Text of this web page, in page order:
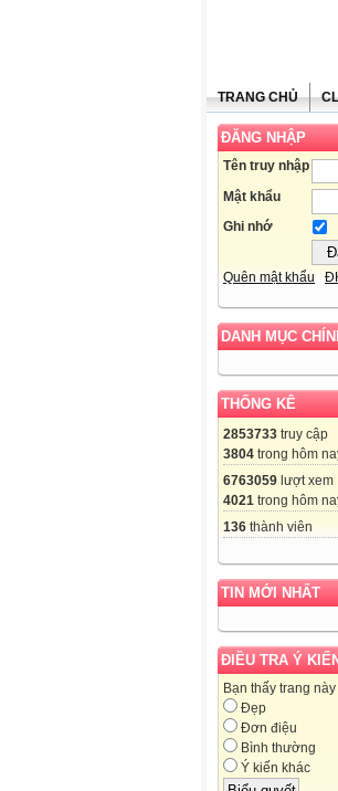
TRANG CHỦ
ĐĂNG NHẬP
Tên truy nhập
Mật khẩu
Ghi nhớ
Quên mật khẩu
DANH MỤC
THỐNG KÊ
2853733 truy cập
3804 trong hôm
6763059 lượt xem
4021 trong hôm
136 thành viên
TIN MỚI NHẤT
ĐIỀU TRA Ý KIẾN
Bạn thấy trang
Đẹp
Đơn điệu
Bình thường
Ý kiến khác